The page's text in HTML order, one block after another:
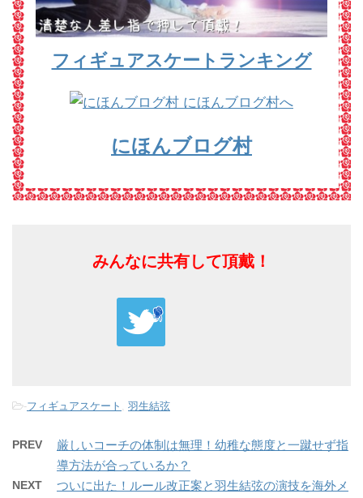
フィギュアスケートランキング
にほんブログ村
みんなに共有して頂戴！
-フィギュアスケート , 羽生結弦
PREV
厳しいコーチの体制は無理！幼稚な態度と一蹴せず指
導方法が合っているか？
NEXT
ついに出た！ルール改正案と羽生結弦の演技を海外メ